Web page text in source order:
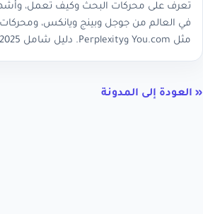
في العالم من جوجل وبينج ويانكس، ومحركات
مثل You.com وPerplexity. دليل شامل 2025.
« العودة إلى المدونة